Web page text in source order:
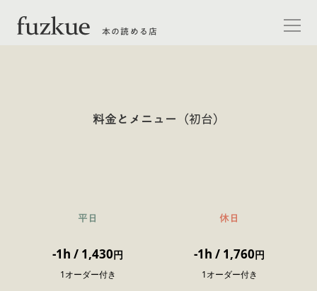
本の読める店
料金とメニュー （初台）
平日
-1h / 1,430円
1オーダー付き
休日
-1h / 1,760円
1オーダー付き